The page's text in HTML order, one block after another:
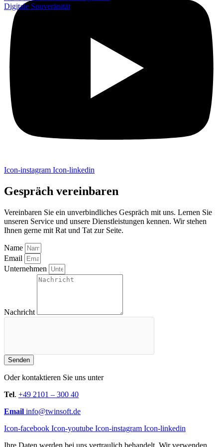
Digitale Souveränität
Icon-instagram Icon-linkedin
Gespräch vereinbaren
Vereinbaren Sie ein unverbindliches Gespräch mit uns. Lernen Sie
unseren Service und unsere Dienstleistungen kennen. Wir stehen
Ihnen gerne mit Rat und Tat zur Seite.
Name
Email
Unternehmen
Nachricht
Senden
Oder kontaktieren Sie uns unter
Tel. +49 2101 – 300 40
Email info@twinsoft.de
Icon-facebook Icon-youtube Icon-instagram Icon-linkedin
Ihre Daten werden bei uns vertraulich behandelt. Wir verwenden